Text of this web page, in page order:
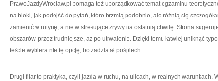
PrawoJazdyWroclaw.pl pomaga też uporządkować temat egzaminu
na bloki, jak podejść do pytań, które brzmią podobnie, ale różnią się
zamienić w rutynę, a nie w stresujące zrywy na ostatnią chwilę. Strona
obszarów, przez trudniejsze, aż po utrwalenie. Dzięki temu łatwiej uniknąć
teście wybiera nie tę opcję, bo zadziałał pośpiech.
Drugi filar to praktyka, czyli jazda w ruchu, na ulicach, w realnych warunkach.